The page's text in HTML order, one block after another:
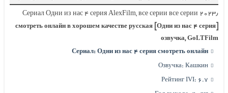
Сериал Одни из нас ۴ серия AlexFilm, все серии все серии ۲۰۲۳٫
[Одни из нас ۴ серия] смотреть онлайн в хорошем качестве русская
озвучка, GoLTFilm
Сериал: Одни из нас ۴ серия смотреть онлайн
Озвучка: Кашкин
Рейтинг IVI: 6.7